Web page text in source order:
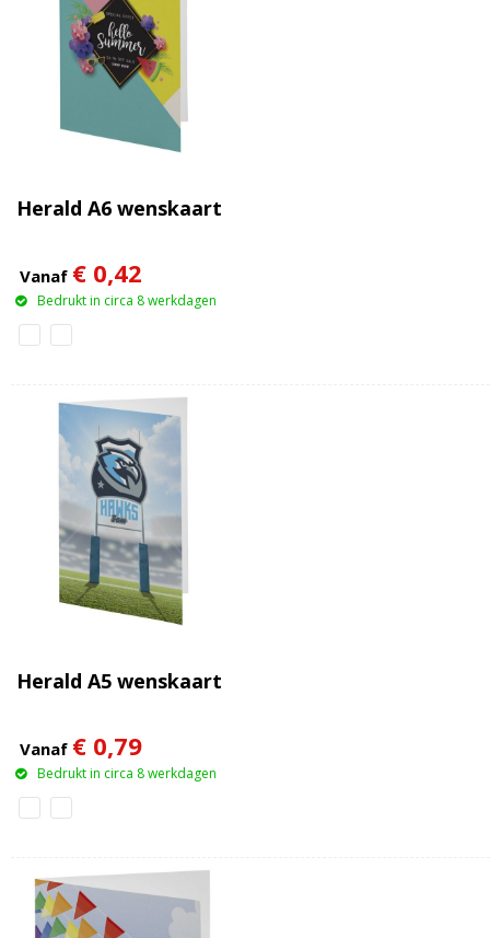
Herald A6 wenskaart
Vanaf € 0,42
Bedrukt in circa 8 werkdagen
Herald A5 wenskaart
Vanaf € 0,79
Bedrukt in circa 8 werkdagen